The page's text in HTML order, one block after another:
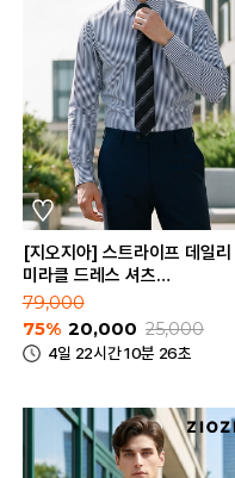
[지오지아] 스트라이프 데일리
미라클 드레스 셔츠
(AEE5WD1301_B)
79,000
75% 20,000 25,000
4일 22시간 10분 26초